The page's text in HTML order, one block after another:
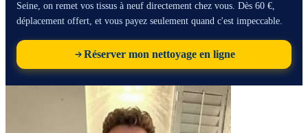
Seine, on remet vos tissus à neuf directement chez vous. Dès 60 €,
déplacement offert, et vous payez seulement quand c'est impeccable.
Réserver mon nettoyage en ligne